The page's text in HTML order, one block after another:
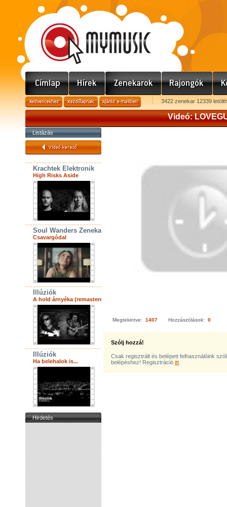
3422 zenekar 12339
Videó:
Listázás
Krachtek Elektronik
High Risks Aside
Soul Wanders Zenekar
Csavargódal
Illúziók
A hold árnyéka (remastered)
Illúziók
Ha belehalok is...
Hirdetés
Megtekintve: 1407 Hozzászólások: 0
Szólj hozzá!
Csak regisztrált és belépett felhasználóink
belépéshez! Regisztráció itt